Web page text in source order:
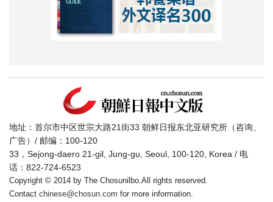
地址：首尔市中区世宗大路21街33 朝鲜日报东北亚研究所（咨询、
广告）/ 邮编：100-120
33，Sejong-daero 21-gil, Jung-gu, Seoul, 100-120, Korea / 电
话：822-724-6523
Copyright © 2014 by The Chosunilbo.All rights reserved.
Contact chinese@chosun.com for more information.